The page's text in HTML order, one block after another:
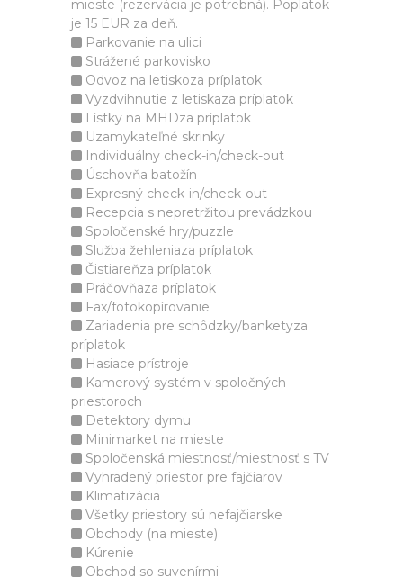
mieste (rezervácia je potrebná). Poplatok
je 15 EUR za deň.
Parkovanie na ulici
Strážené parkovisko
Odvoz na letiskoza príplatok
Vyzdvihnutie z letiskaza príplatok
Lístky na MHDza príplatok
Uzamykateľné skrinky
Individuálny check-in/check-out
Úschovňa batožín
Expresný check-in/check-out
Recepcia s nepretržitou prevádzkou
Spoločenské hry/puzzle
Služba žehleniaza príplatok
Čistiareňza príplatok
Práčovňaza príplatok
Fax/fotokopírovanie
Zariadenia pre schôdzky/banketyza
príplatok
Hasiace prístroje
Kamerový systém v spoločných
priestoroch
Detektory dymu
Minimarket na mieste
Spoločenská miestnosť/miestnosť s TV
Vyhradený priestor pre fajčiarov
Klimatizácia
Všetky priestory sú nefajčiarske
Obchody (na mieste)
Kúrenie
Obchod so suvenírmi